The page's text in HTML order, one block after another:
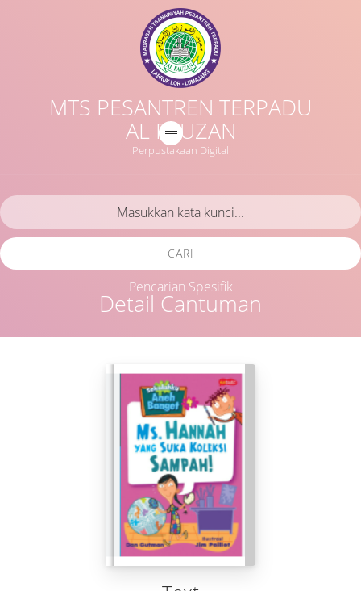
MTS PESANTREN TERPADU
AL FAUZAN
Perpustakaan Digital
Detail Cantuman
CARI
Pencarian Spesifik